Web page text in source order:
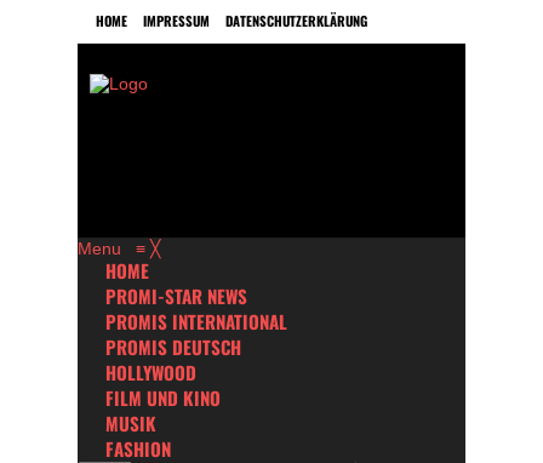
HOME IMPRESSUM DATENSCHUTZERKLÄRUNG
Menu ≡ ╳
HOME
PROMI-STAR NEWS
PROMIS INTERNATIONAL
PROMIS DEUTSCH
HOLLYWOOD
FILM UND KINO
MUSIK
FASHION